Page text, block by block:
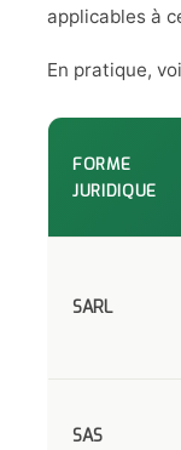
applicables à
En pratique,
FORME
JURIDIQUE
SARL
SAS